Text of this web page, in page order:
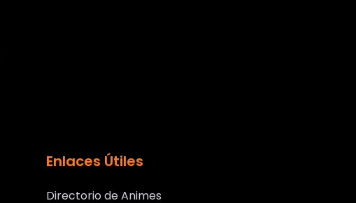
Enlaces Útiles
Directorio de Animes